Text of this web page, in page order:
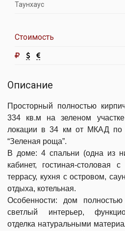
Таунхаус
Стоимость
Описание
Просторный полностью
334 кв.м на зеленом
локации в 34 км от МКАД
“Зеленая роща”.
В доме: 4 спальни (одна из
кабинет, гостиная-
террасу, кухня с островом,
отдыха, котельная.
Особенности: дом
светлый интерьер,
отделка натуральными